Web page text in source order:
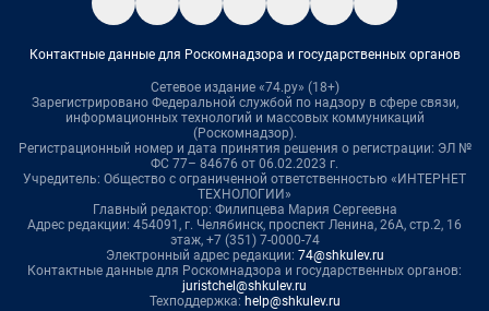
Контактные данные для Роскомнадзора и государственных органов
Сетевое издание «74.ру» (18+)
Зарегистрировано Федеральной службой по надзору в сфере связи,
информационных технологий и массовых коммуникаций
(Роскомнадзор).
Регистрационный номер и дата принятия решения о регистрации: ЭЛ №
ФС 77– 84676 от 06.02.2023 г.
Учредитель: Общество с ограниченной ответственностью «ИНТЕРНЕТ
ТЕХНОЛОГИИ»
Главный редактор: Филипцева Мария Сергеевна
Адрес редакции: 454091, г. Челябинск, проспект Ленина, 26А, стр.2, 16
этаж, +7 (351) 7-0000-74
Электронный адрес редакции: 74@shkulev.ru
Контактные данные для Роскомнадзора и государственных органов:
juristchel@shkulev.ru
Техподдержка: help@shkulev.ru